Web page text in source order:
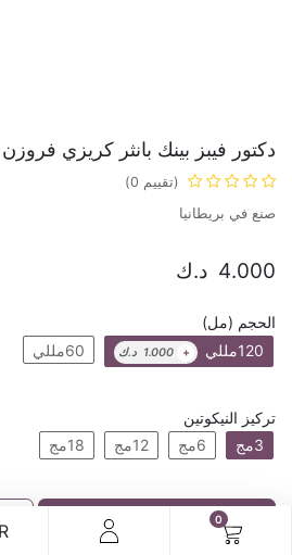
0
دكتور فيبز بينك بانثر كريزي فروزن
(تقييم 0)
صنع في بريطانيا
4.000 د.ك
الحجم (مل)
120مللي
+
1.000 د.ك 60مللي
تركيز النيكوتين
3مج
6مج 12مج 18مج
إضافة إلى عربة التسوق